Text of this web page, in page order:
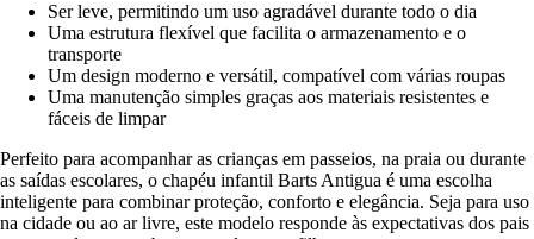
Ser leve, permitindo um uso agradável durante todo o dia
Uma estrutura flexível que facilita o armazenamento e o
transporte
Um design moderno e versátil, compatível com várias roupas
Uma manutenção simples graças aos materiais resistentes e
fáceis de limpar
Perfeito para acompanhar as crianças em passeios, na praia ou durante
as saídas escolares, o chapéu infantil Barts Antigua é uma escolha
inteligente para combinar proteção, conforto e elegância. Seja para uso
na cidade ou ao ar livre, este modelo responde às expectativas dos pais